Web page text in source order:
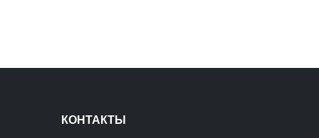
КОНТАКТЫ